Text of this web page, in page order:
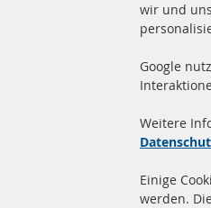
wir und
Google
Weitere
Einige
werden.